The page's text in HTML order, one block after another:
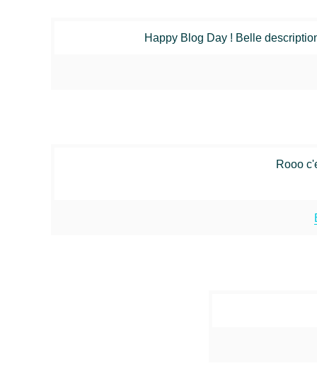
Happy Blog Day ! Belle
Rooo